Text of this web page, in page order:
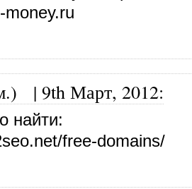
money.ru
| 9th Март, 2012:
найти:
free-domains/